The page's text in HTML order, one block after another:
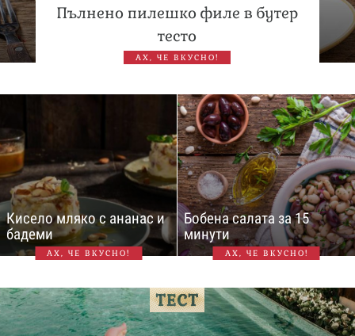
Пълнено пилешко филе в бутер
тесто
АХ, ЧЕ ВКУСНО!
Кисело мляко с ананас и
бадеми
АХ, ЧЕ ВКУСНО!
Бобена салата за 15
минути
АХ, ЧЕ ВКУСНО!